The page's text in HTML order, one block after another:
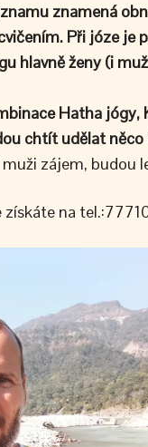
znamená
Při józe je
hlavně ženy (i
Hatha
chtít udělat něco
zájem, budou
na